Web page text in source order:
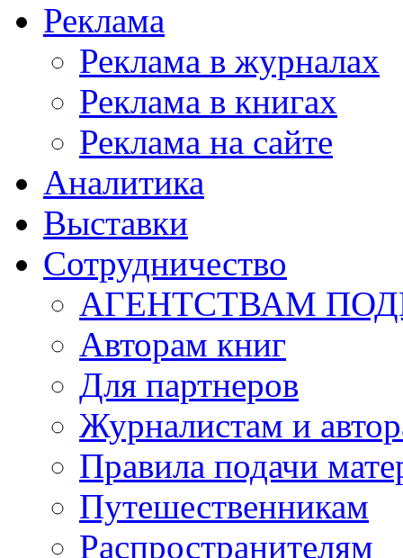
Реклама
Реклама в журналах
Реклама в книгах
Реклама на сайте
Аналитика
Выставки
Сотрудничество
АГЕНТСТВАМ
Авторам книг
Для партнеров
Журналистам и
Правила подачи
Путешественникам
Распространителям